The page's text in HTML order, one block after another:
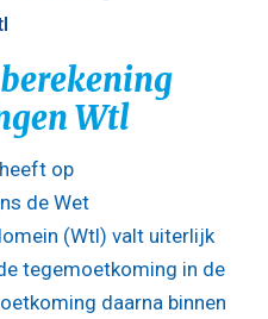
Wtl
op
de Wet
(Wtl) valt uiterlijk
tegemoetkoming in de
daarna binnen